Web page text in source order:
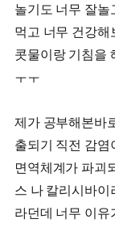
놀기도 너무 잘놀
먹고 너무 건강해
콧물이랑 기침을
ㅜㅜ
제가 공부해본바
출되기 직전 감염
면역체계가 파괴
스 나 칼리시바이
라던데 너무 이유